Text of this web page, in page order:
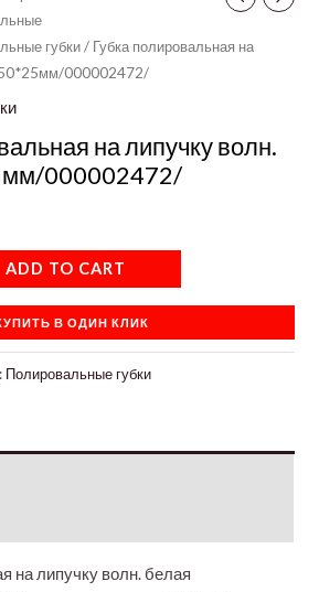
губки/ Губка полировальная на
000002472/
на липучку волн.
000002472/
ADD TO CART
В ОДИН КЛИК
Полировальные губки
на липучку волн. белая